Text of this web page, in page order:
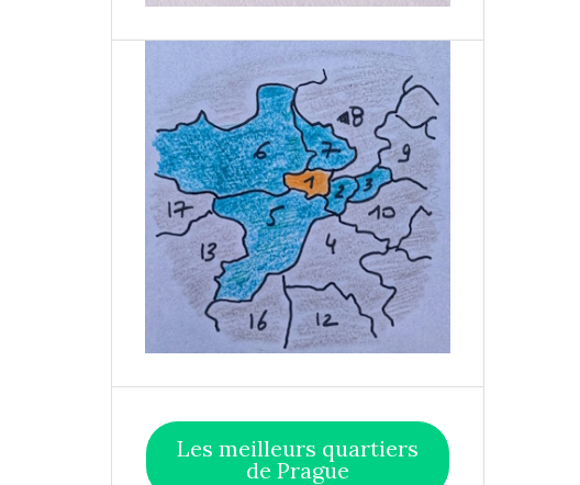
Les meilleurs quartiers
de Prague